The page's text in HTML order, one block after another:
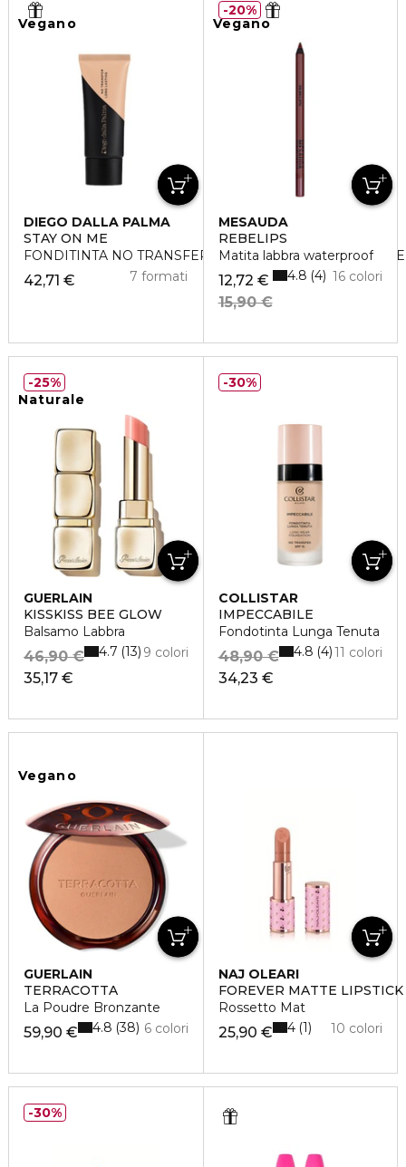
Vegano
DIEGO DALLA PALMA
STAY ON ME
FONDITINTA NO TRANSFER LUNGA TENUTA
42,71 € 7 formati
Vegano
MESAUDA
REBELIPS
Matita labbra waterproof
12,72 €
15,90 €
16 colori
4.8 4
20%
Naturale
GUERLAIN
KISSKISS BEE GLOW
Balsamo Labbra
35,17 €
46,90 € 9 colori
4.7 13
25%
COLLISTAR
IMPECCABILE
Fondotinta Lunga Tenuta
34,23 €
48,90 € 11 colori
4.8 4
30%
Vegano
GUERLAIN
TERRACOTTA
La Poudre Bronzante
59,90 € 6 colori
4.8 38
NAJ OLEARI
FOREVER MATTE LIPSTICK
Rossetto Mat
25,90 € 10 colori
4 1
30%